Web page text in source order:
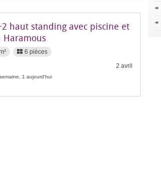
haut standing avec piscine et
Haramous
6 pièces
2 avril
1 aujourd'hui